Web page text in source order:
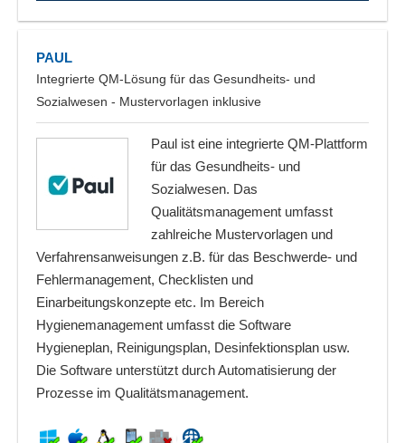
PAUL
Integrierte QM-Lösung für das Gesundheits- und
Sozialwesen - Mustervorlagen inklusive
Paul ist eine integrierte QM-Plattform
für das Gesundheits- und
Sozialwesen. Das
Qualitätsmanagement umfasst
zahlreiche Mustervorlagen und
Verfahrensanweisungen z.B. für das Beschwerde- und
Fehlermanagement, Checklisten und
Einarbeitungskonzepte etc. Im Bereich
Hygienemanagement umfasst die Software
Hygieneplan, Reinigungsplan, Desinfektionsplan usw.
Die Software unterstützt durch Automatisierung der
Prozesse im Qualitätsmanagement.